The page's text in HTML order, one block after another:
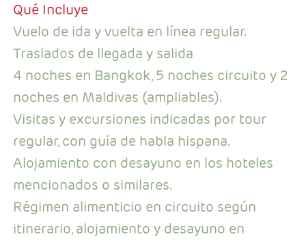
Qué Incluye
Vuelo de ida y vuelta en línea regular.
Traslados de llegada y salida
4 noches en Bangkok, 5 noches circuito y 2
noches en Maldivas (ampliables).
Visitas y excursiones indicadas por tour
regular, con guía de habla hispana.
Alojamiento con desayuno en los hoteles
mencionados o similares.
Régimen alimenticio en circuito según
itinerario, alojamiento y desayuno en